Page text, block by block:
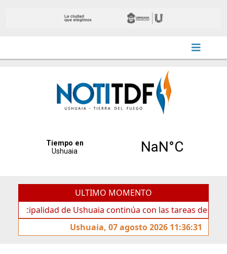
ULTIMO MOMENTO
de Ushuaia continúa con las tareas de
Ushuaia, 07 agosto 2026 11:36:31